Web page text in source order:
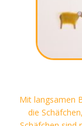
Mit langsamen
die